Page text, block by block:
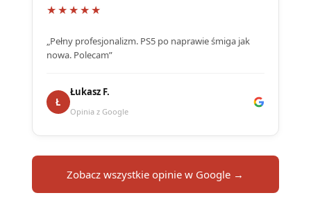
★★★★★
„Pełny profesjonalizm. PS5 po naprawie śmiga jak
nowa. Polecam”
Ł
Łukasz F.
Opinia z Google
Zobacz wszystkie opinie w Google →